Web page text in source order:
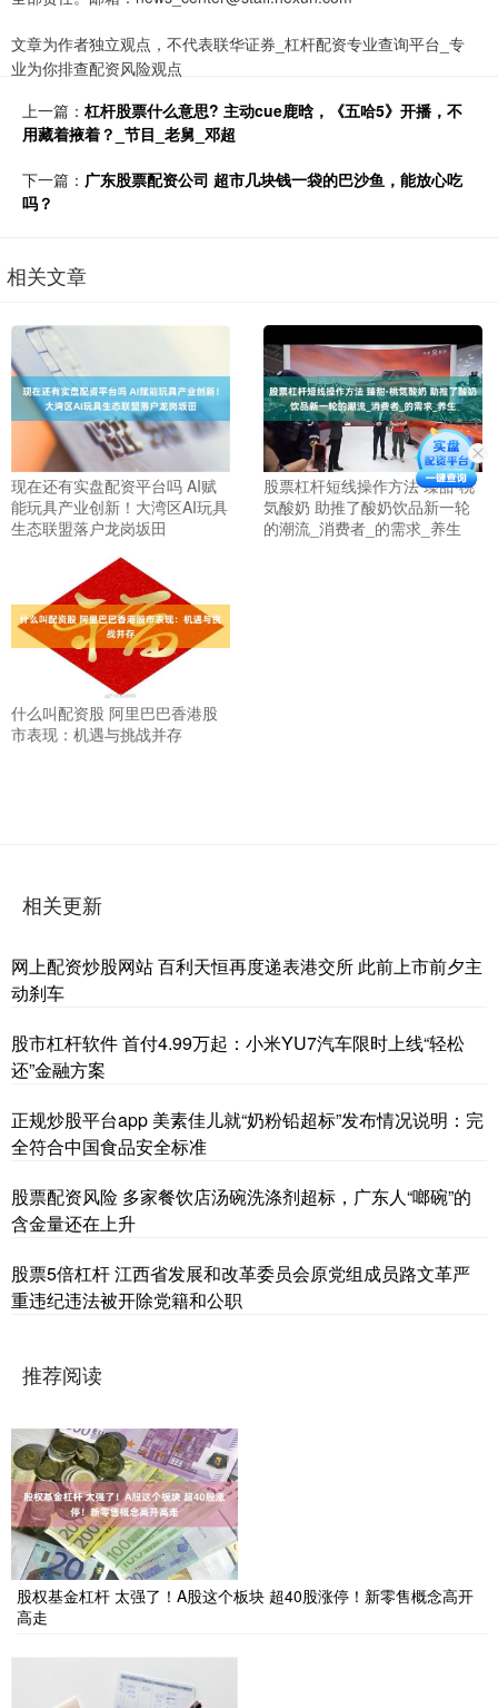
文章为作者独立观点，不代表联华证券_杠杆配资专业查询平台_专
业为你排查配资风险观点
上一篇： 杠杆股票什么意思? 主动cue鹿晗，《五哈5》开播，不
用藏着掖着？_节目_老舅_邓超
下一篇： 广东股票配资公司 超市几块钱一袋的巴沙鱼，能放心吃
吗？
相关文章
现在还有实盘配资平台吗 AI赋
能玩具产业创新！大湾区AI玩具
生态联盟落户龙岗坂田
股票杠杆短线操作方法 臻甜·桃
気酸奶 助推了酸奶饮品新一轮
的潮流_消费者_的需求_养生
什么叫配资股 阿里巴巴香港股
市表现：机遇与挑战并存
相关更新
网上配资炒股网站 百利天恒再度递表港交所 此前上市前夕主
动刹车
股市杠杆软件 首付4.99万起：小米YU7汽车限时上线“轻松
还”金融方案
正规炒股平台app 美素佳儿就“奶粉铅超标”发布情况说明：完
全符合中国食品安全标准
股票配资风险 多家餐饮店汤碗洗涤剂超标，广东人“啷碗”的
含金量还在上升
股票5倍杠杆 江西省发展和改革委员会原党组成员路文革严
重违纪违法被开除党籍和公职
推荐阅读
股权基金杠杆 太强了！A股这个板块 超40股涨停！新零售概念高开
高走